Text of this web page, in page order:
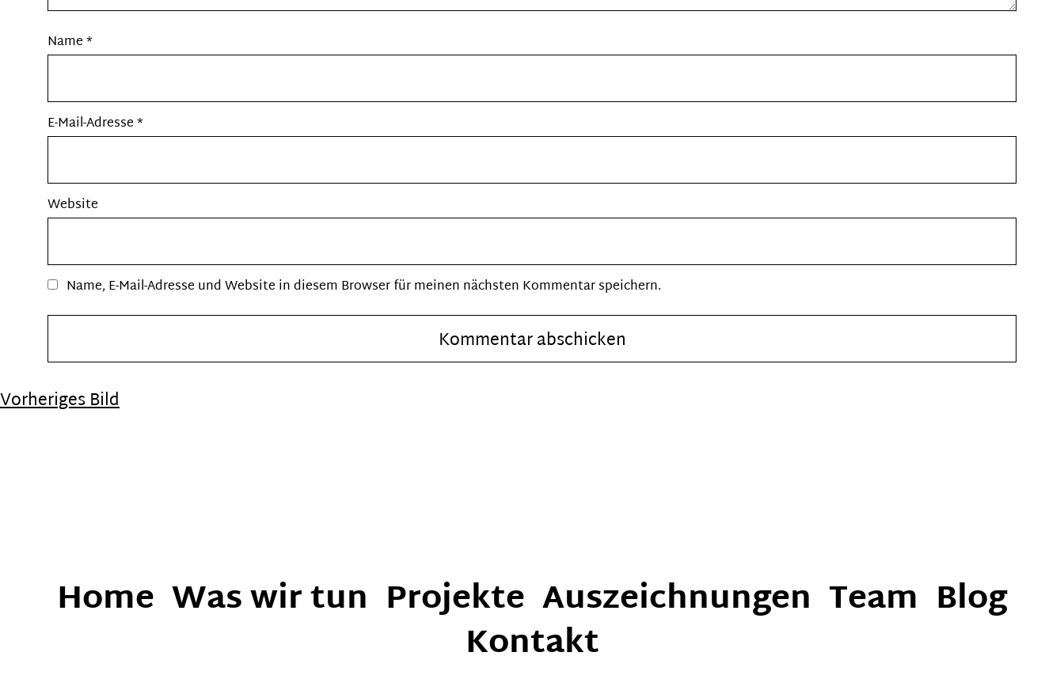
Name*
E-Mail-Adresse*
Website
Name, E-Mail-Adresse und Website in diesem Browser für meinen nächsten Kommentar speichern.
Vorheriges Bild
Home Was wir tun Projekte Auszeichnungen Team Blog
Kontakt